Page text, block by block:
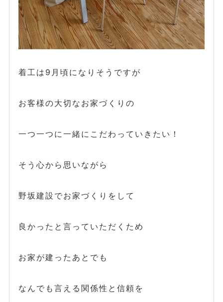
着工は9月頃になりそうですが
お客様の大切なお家づくりの
一つ一つに一緒にこだわっていきたい！
そう心から思いながら
野坂建設でお家づくりをして
良かったと言っていただくため
お家が建ったあとでも
なんでも言える関係性と信頼を